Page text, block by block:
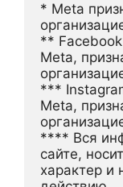
* Meta
**
Meta,
***
Meta,
**** Вся
сайте,
характер и